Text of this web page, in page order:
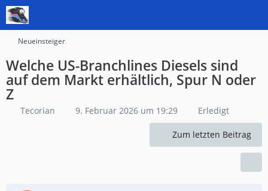
Neueinsteiger
Welche US-Branchlines Diesels sind
auf dem Markt erhältlich, Spur N oder
Z
Tecorian 9. Februar 2026 um 19:29 Erledigt
Zum letzten Beitrag